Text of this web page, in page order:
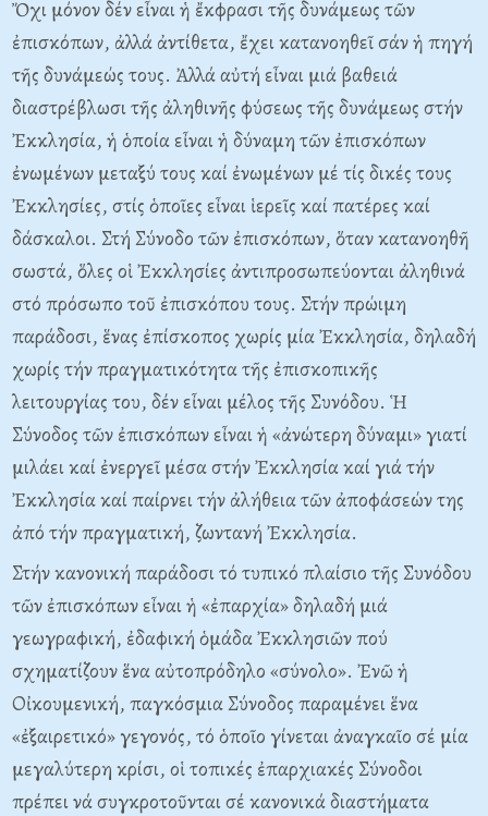
Ὄχι μόνον δέν εἶναι ἡ ἔκφρασι τῆς δυνάμεως τῶν
ἐπισκόπων, ἀλλά ἀντίθετα, ἔχει κατανοηθεῖ σάν ἡ πηγή
τῆς δυνάμεώς τους. Ἀλλά αὐτή εἶναι μιά βαθειά
διαστρέβλωσι τῆς ἀληθινῆς φύσεως τῆς δυνάμεως στήν
Ἐκκλησία, ἡ ὁποία εἶναι ἡ δύναμη τῶν ἐπισκόπων
ἐνωμένων μεταξύ τους καί ἐνωμένων μέ τίς δικές τους
Ἐκκλησίες, στίς ὁποῖες εἶναι ἱερεῖς καί πατέρες καί
δάσκαλοι. Στή Σύνοδο τῶν ἐπισκόπων, ὅταν κατανοηθῆ
σωστά, ὅλες οἱ Ἐκκλησίες ἀντιπροσωπεύονται ἀληθινά
στό πρόσωπο τοῦ ἐπισκόπου τους. Στήν πρώιμη
παράδοσι, ἕνας ἐπίσκοπος χωρίς μία Ἐκκλησία, δηλαδή
χωρίς τήν πραγματικότητα τῆς ἐπισκοπικῆς
λειτουργίας του, δέν εἶναι μέλος τῆς Συνόδου. Ἡ
Σύνοδος τῶν ἐπισκόπων εἶναι ἡ «ἀνώτερη δύναμι» γιατί
μιλάει καί ἐνεργεῖ μέσα στήν Ἐκκλησία καί γιά τήν
Ἐκκλησία καί παίρνει τήν ἀλήθεια τῶν ἀποφάσεών της
ἀπό τήν πραγματική, ζωντανή Ἐκκλησία.
Στήν κανονική παράδοσι τό τυπικό πλαίσιο τῆς Συνόδου
τῶν ἐπισκόπων εἶναι ἡ «ἐπαρχία» δηλαδή μιά
γεωγραφική, ἐδαφική ὁμάδα Ἐκκλησιῶν πού
σχηματίζουν ἕνα αὐτοπρόδηλο «σύνολο». Ἐνῶ ἡ
Οἰκουμενική, παγκόσμια Σύνοδος παραμένει ἕνα
«ἐξαιρετικό» γεγονός, τό ὁποῖο γίνεται ἀναγκαῖο σέ μία
μεγαλύτερη κρίσι, οἱ τοπικές ἐπαρχιακές Σύνοδοι
πρέπει νά συγκροτοῦνται σέ κανονικά διαστήματα